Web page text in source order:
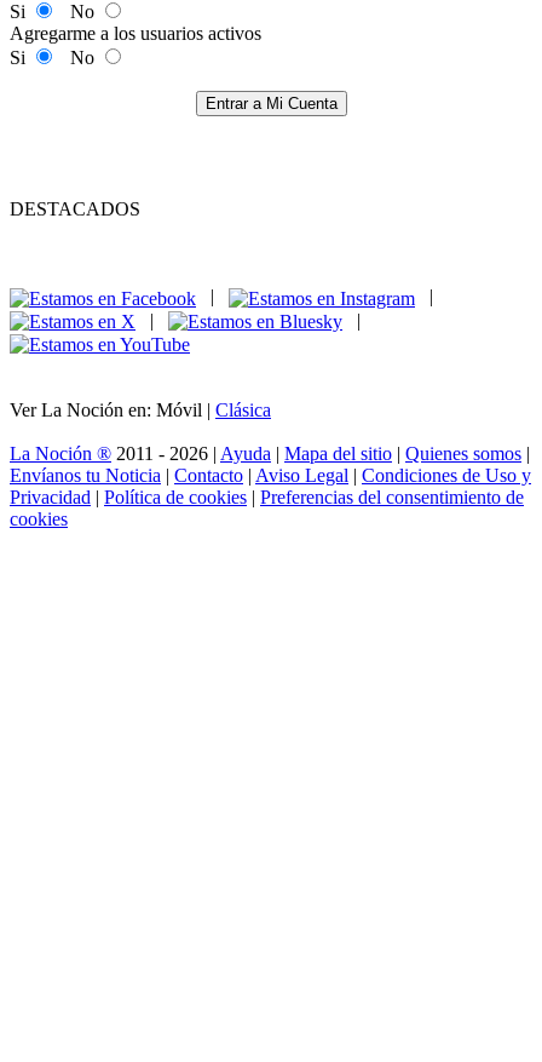
Si
No
Agregarme a los usuarios activos
Si
No
Entrar a Mi Cuenta
DESTACADOS
|
|
Ver La Noción en: Móvil | Clásica
La Noción ® 2011 - 2026 | Ayuda | Mapa del sitio | Quienes somos |
Envíanos tu Noticia | Contacto | Aviso Legal | Condiciones de Uso y
Privacidad | Política de cookies | Preferencias del consentimiento de
cookies